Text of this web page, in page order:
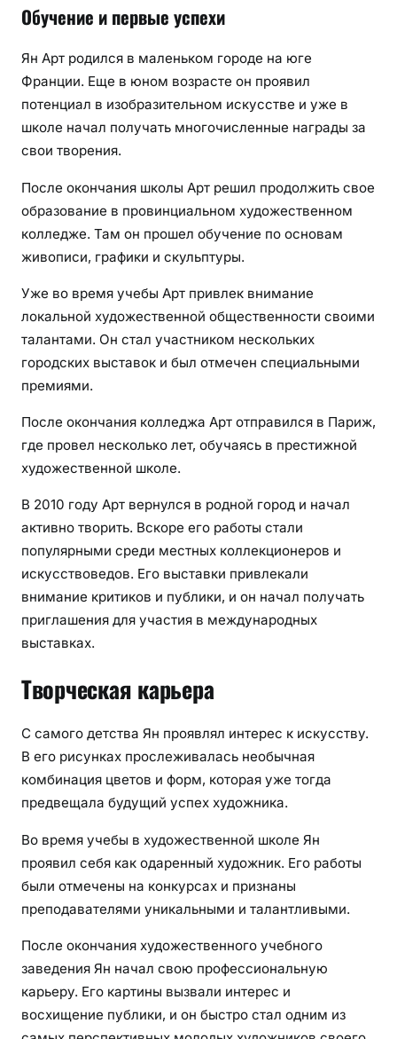
Обучение и первые успехи
Ян Арт родился в маленьком городе на юге
Франции. Еще в юном возрасте он проявил
потенциал в изобразительном искусстве и уже в
школе начал получать многочисленные награды за
свои творения.
После окончания школы Арт решил продолжить свое
образование в провинциальном художественном
колледже. Там он прошел обучение по основам
живописи, графики и скульптуры.
Уже во время учебы Арт привлек внимание
локальной художественной общественности своими
талантами. Он стал участником нескольких
городских выставок и был отмечен специальными
премиями.
После окончания колледжа Арт отправился в Париж,
где провел несколько лет, обучаясь в престижной
художественной школе.
В 2010 году Арт вернулся в родной город и начал
активно творить. Вскоре его работы стали
популярными среди местных коллекционеров и
искусствоведов. Его выставки привлекали
внимание критиков и публики, и он начал получать
приглашения для участия в международных
выставках.
Творческая карьера
С самого детства Ян проявлял интерес к искусству.
В его рисунках прослеживалась необычная
комбинация цветов и форм, которая уже тогда
предвещала будущий успех художника.
Во время учебы в художественной школе Ян
проявил себя как одаренный художник. Его работы
были отмечены на конкурсах и признаны
преподавателями уникальными и талантливыми.
После окончания художественного учебного
заведения Ян начал свою профессиональную
карьеру. Его картины вызвали интерес и
восхищение публики, и он быстро стал одним из